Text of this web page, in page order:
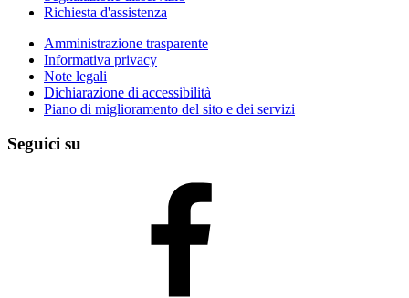
Richiesta d'assistenza
Amministrazione trasparente
Informativa privacy
Note legali
Dichiarazione di accessibilità
Piano di miglioramento del sito e dei servizi
Seguici su